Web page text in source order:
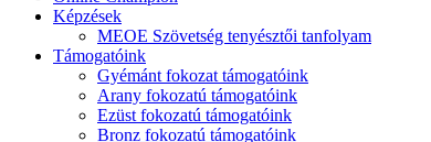
Képzések
MEOE Szövetség tenyésztői tanfolyam
Támogatóink
Gyémánt fokozat támogatóink
Arany fokozatú támogatóink
Ezüst fokozatú támogatóink
Bronz fokozatú támogatóink